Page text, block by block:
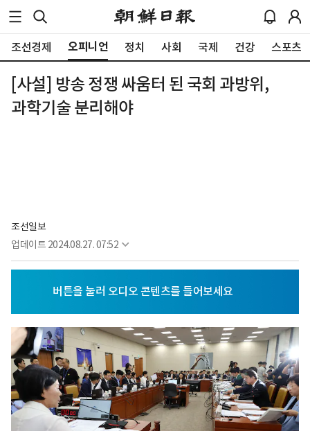
조선경제 오피니언 정치 사회 국제 건강 스포츠
[사설] 방송 정쟁 싸움터 된 국회 과방위,
과학기술 분리해야
조선일보
업데이트 2024.08.27. 07:52